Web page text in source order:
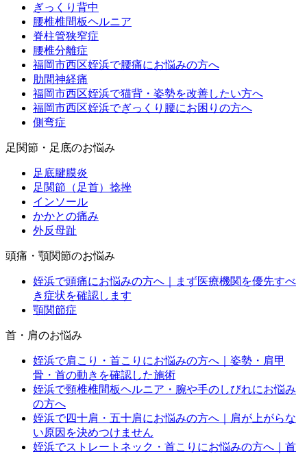
ぎっくり背中
腰椎椎間板ヘルニア
脊柱管狭窄症
腰椎分離症
福岡市西区姪浜で腰痛にお悩みの方へ
肋間神経痛
福岡市西区姪浜で猫背・姿勢を改善したい方へ
福岡市西区姪浜でぎっくり腰にお困りの方へ
側弯症
足関節・足底のお悩み
足底腱膜炎
足関節（足首）捻挫
インソール
かかとの痛み
外反母趾
頭痛・顎関節のお悩み
姪浜で頭痛にお悩みの方へ｜まず医療機関を優先すべ
き症状を確認します
顎関節症
首・肩のお悩み
姪浜で肩こり・首こりにお悩みの方へ｜姿勢・肩甲
骨・首の動きを確認した施術
姪浜で頸椎椎間板ヘルニア・腕や手のしびれにお悩み
の方へ
姪浜で四十肩・五十肩にお悩みの方へ｜肩が上がらな
い原因を決めつけません
姪浜でストレートネック・首こりにお悩みの方へ｜首